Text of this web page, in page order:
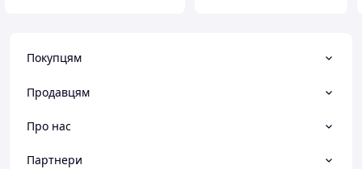
Покупцям
Продавцям
Про нас
Партнери